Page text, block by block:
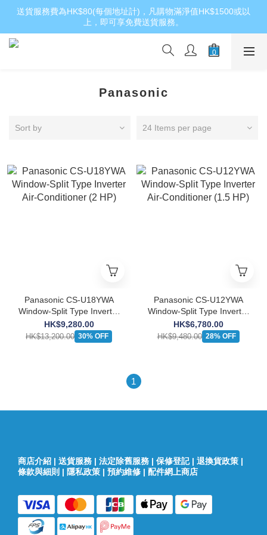
送貨服務費為HK$80(每個地址計)，凡購物滿淨值HK$1500或以
上，即可享免費送貨服務。
Panasonic
Sort by 24 Items per page
Panasonic CS-U18YWA
Window-Split Type Inverter
Air-Conditioner (2 HP)
HK$9,280.00
HK$13,200.00 30% OFF
Panasonic CS-U12YWA
Window-Split Type Inverter
Air-Conditioner (1.5 HP)
HK$6,780.00
HK$9,480.00 28% OFF
1
商店介紹 | 送貨服務 | 法定除舊服務 | 保修登記| 退換貨政策 |
條款與細則 | 隱私政策 | 預約維修 | 配件網上商店